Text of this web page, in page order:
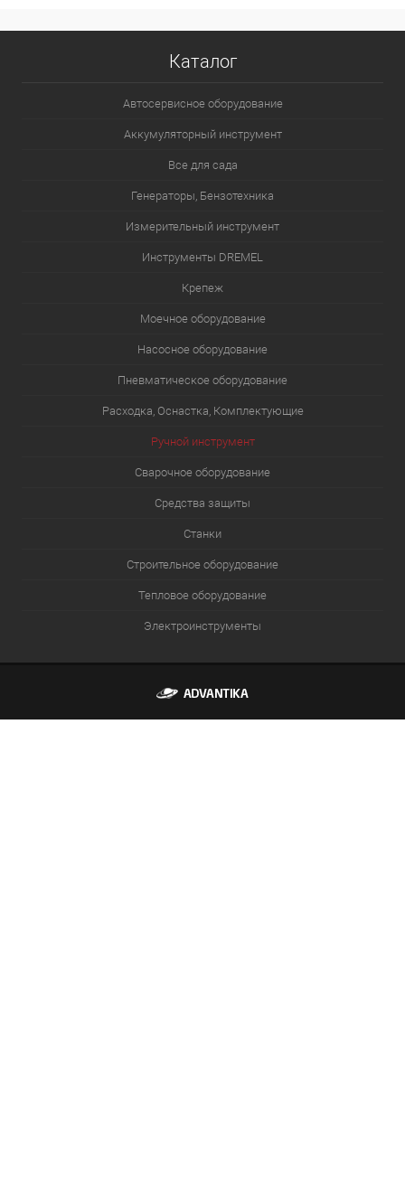
Каталог
Автосервисное оборудование
Аккумуляторный инструмент
Все для сада
Генераторы, Бензотехника
Измерительный инструмент
Инструменты DREMEL
Крепеж
Моечное оборудование
Насосное оборудование
Пневматическое оборудование
Расходка, Оснастка, Комплектующие
Ручной инструмент
Сварочное оборудование
Средства защиты
Станки
Строительное оборудование
Тепловое оборудование
Электроинструменты